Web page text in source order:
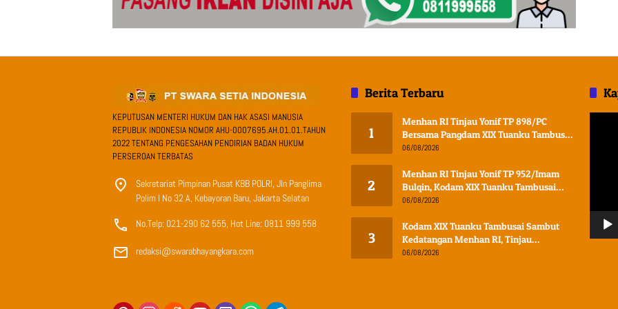
KEPUTUSAN MENTERI HUKUM DAN HAK ASASI MANUSIA
REPUBLIK INDONESIA NOMOR AHU-0007695.AH.01.01.TAHUN
2022 TENTANG PENGESAHAN PENDIRIAN BADAN HUKUM
PERSEROAN TERBATAS
Sekretariat Pimpinan Pusat KBB POLRI, Jln Panglima
Polim I No 32 A, Kebayoran Baru, Jakarta Selatan
No.Telp: 021-290 62 555, Hot Line: 0811 999 558
redaksi@swarabhayangkara.com
Berita Terbaru
1
Menhan RI Tinjau Yonif TP 898/PC
Bersama Pangdam XIX Tuanku Tambusai,
Tegaskan Disiplin dan Loyalitas Prajurit
06/08/2026
2
Menhan RI Tinjau Yonif TP 952/Imam
Bulqin, Kodam XIX Tuanku Tambusai
Tegaskan Penguatan Pertahanan
06/08/2026
3
Kodam XIX Tuanku Tambusai Sambut
Kedatangan Menhan RI, Tinjau
Penguatan Yonif TP di Bengkalis dan
06/08/2026